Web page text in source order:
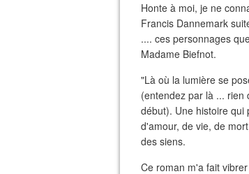
Honte à moi, je ne
Francis Dannemark
.... ces personnages
Madame Biefnot.
"Là où la lumière se
(entendez par là ... rien
début). Une histoire qui
d'amour, de vie, de
des siens.
Ce roman m'a fait